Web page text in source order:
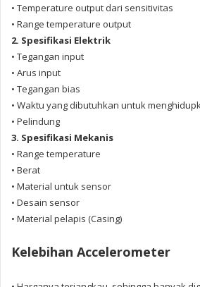
• Temperature output dari sensitivitas
• Range temperature output
2. Spesifikasi Elektrik
• Tegangan input
• Arus input
• Tegangan bias
• Waktu yang dibutuhkan untuk
• Pelindung
3. Spesifikasi Mekanis
• Range temperature
• Berat
• Material untuk sensor
• Desain sensor
• Material pelapis (Casing)
Kelebihan Accelerometer